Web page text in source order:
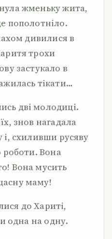
жменьку жита,
пополотніло.
дивилися в
трохи
застукало в
тікати…
дві молодиці.
знов нагадала
схиливши русяву
роботи. Вона
Вона мусить
маму!
до Хариті,
одна на одну.